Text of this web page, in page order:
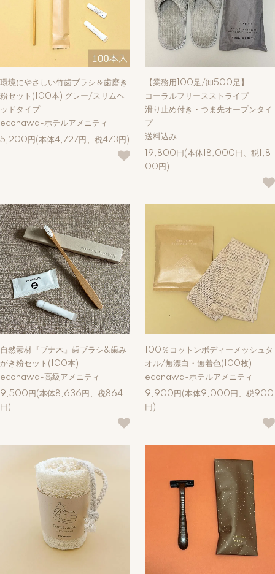
環境にやさしい竹歯ブラシ＆歯磨き
粉セット(100本) グレー/スリムヘ
ッドタイプ
econawa-ホテルアメニティ
5,200円(本体4,727円、税473円)
【業務用100足/卸500足】
コーラルフリースストライプ
滑り止め付き・つま先オープンタイ
プ
送料込み
19,800円(本体18,000円、税1,8
00円)
自然素材『ブナ木』歯ブラシ&歯み
がき粉セット(100本)
econawa-高級アメニティ
9,500円(本体8,636円、税864
円)
100％コットンボディーメッシュタ
オル/無漂白・無着色(100枚)
econawa-ホテルアメニティ
9,900円(本体9,000円、税900
円)